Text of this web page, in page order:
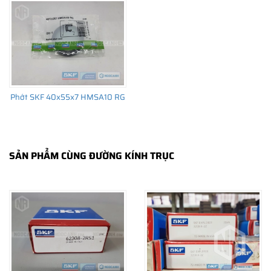
trường thay thế sau đó.
Phớt SKF 40x55x7 HMSA10 RG
SẢN PHẨM CÙNG ĐƯỜNG KÍNH TRỤC